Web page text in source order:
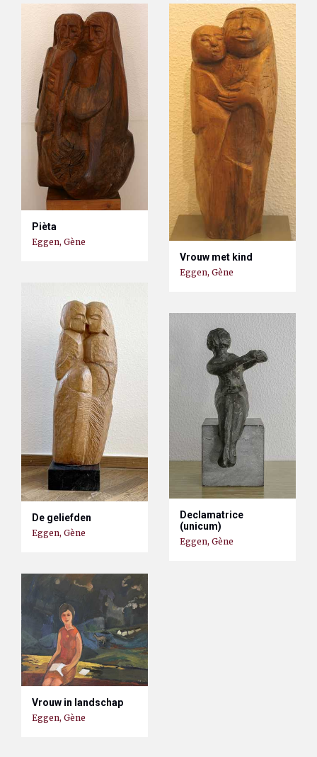
Pièta
Eggen, Gène
Vrouw met kind
Eggen, Gène
De geliefden
Eggen, Gène
Declamatrice
(unicum)
Eggen, Gène
Vrouw in landschap
Eggen, Gène